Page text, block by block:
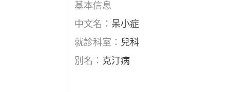
基本信息
中文名： 呆小症
就診科室： 兒科
別名： 克汀病